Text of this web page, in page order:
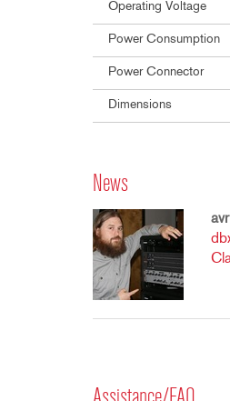
Operating Voltage
Power Consumption
Power Connector
Dimensions
News